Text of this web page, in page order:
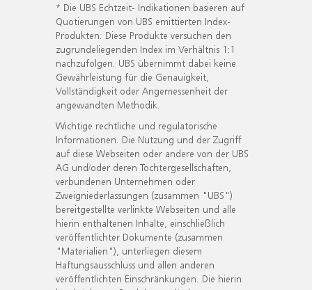
* Die UBS Echtzeit- Indikationen basieren auf
Quotierungen von UBS emittierten Index-
Produkten. Diese Produkte versuchen den
zugrundeliegenden Index im Verhältnis 1:1
nachzufolgen. UBS übernimmt dabei keine
Gewährleistung für die Genauigkeit,
Vollständigkeit oder Angemessenheit der
angewandten Methodik.
Wichtige rechtliche und regulatorische
Informationen. Die Nutzung und der Zugriff
auf diese Webseiten oder andere von der UBS
AG und/oder deren Tochtergesellschaften,
verbundenen Unternehmen oder
Zweigniederlassungen (zusammen "UBS")
bereitgestellte verlinkte Webseiten und alle
hierin enthaltenen Inhalte, einschließlich
veröffentlichter Dokumente (zusammen
"Materialien"), unterliegen diesem
Haftungsausschluss und allen anderen
veröffentlichten Einschränkungen. Die hierin